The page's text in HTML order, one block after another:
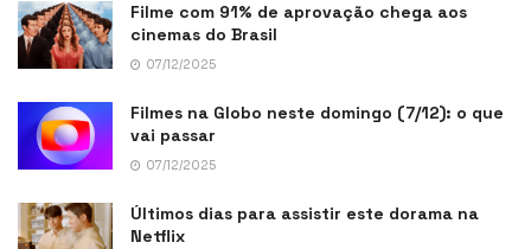
Filme com 91% de aprovação chega aos
cinemas do Brasil
07/12/2025
Filmes na Globo neste domingo (7/12): o que
vai passar
07/12/2025
Últimos dias para assistir este dorama na
Netflix